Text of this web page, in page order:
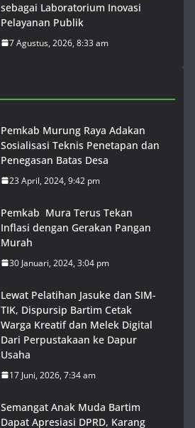
sebagai Laboratorium Inovasi
Pelayanan Publik
7 Agustus, 2026, 8:33 am
Pemkab Murung Raya Adakan
Sosialisasi Teknis Penetapan dan
Penegasan Batas Desa
23 April, 2024, 9:42 pm
Pemkab Mura Terus Tekan
Inflasi dengan Gerakan Pangan
Murah
30 Januari, 2024, 3:04 pm
Lewat Pelatihan Jasuke dan SIM-
TIK, Dispursip Bartim Cetak
Warga Kreatif dan Melek Digital
Dari Perpustakaan ke Dapur
Usaha
17 Juni, 2026, 7:34 am
Semangat Anak Muda Bartim
Dapat Apresiasi DPRD, Karang